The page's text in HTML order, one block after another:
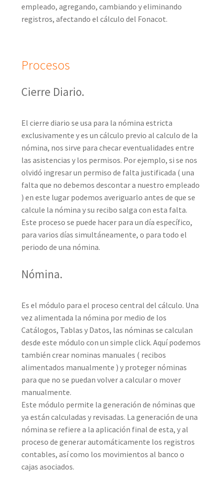
empleado, agregando, cambiando y eliminando
registros, afectando el cálculo del Fonacot.
Procesos
Cierre Diario.
El cierre diario se usa para la nómina estricta
exclusivamente y es un cálculo previo al calculo de la
nómina, nos sirve para checar eventualidades entre
las asistencias y los permisos. Por ejemplo, si se nos
olvidó ingresar un permiso de falta justificada ( una
falta que no debemos descontar a nuestro empleado
) en este lugar podemos averiguarlo antes de que se
calcule la nómina y su recibo salga con esta falta.
Este proceso se puede hacer para un día específico,
para varios días simultáneamente, o para todo el
periodo de una nómina.
Nómina.
Es el módulo para el proceso central del cálculo. Una
vez alimentada la nómina por medio de los
Catálogos, Tablas y Datos, las nóminas se calculan
desde este módulo con un simple click. Aquí podemos
también crear nominas manuales ( recibos
alimentados manualmente ) y proteger nóminas
para que no se puedan volver a calcular o mover
manualmente.
Este módulo permite la generación de nóminas que
ya están calculadas y revisadas. La generación de una
nómina se refiere a la aplicación final de esta, y al
proceso de generar automáticamente los registros
contables, así como los movimientos al banco o
cajas asociados.